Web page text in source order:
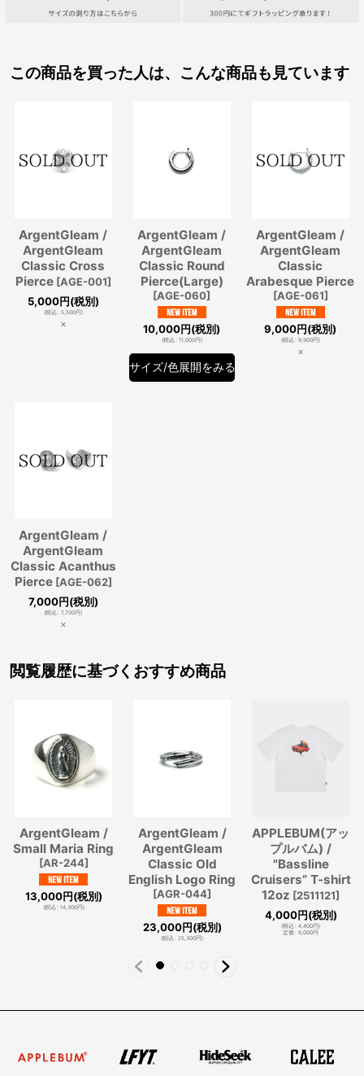
この商品を買った人は、こんな商品も見ています
ArgentGleam /
ArgentGleam
Classic Cross
Pierce [AGE-001]
5,000円(税別)
(税込: 5,500円)
×
ArgentGleam /
ArgentGleam
Classic Round
Pierce(Large)
[AGE-060]
10,000円(税別)
(税込: 11,000円)
サイズ/色展開をみる
ArgentGleam /
ArgentGleam
Classic
Arabesque Pierce
[AGE-061]
9,000円(税別)
(税込: 9,900円)
×
ArgentGleam /
ArgentGleam
Classic Acanthus
Pierce [AGE-062]
7,000円(税別)
(税込: 7,700円)
×
閲覧履歴に基づくおすすめ商品
ArgentGleam /
Small Maria Ring
[AR-244]
13,000円(税別)
(税込: 14,300円)
ArgentGleam /
ArgentGleam
Classic Old
English Logo Ring
[AGR-044]
23,000円(税別)
(税込: 25,300円)
APPLEBUM(アッ
プルバム) /
"Bassline
Cruisers” T-shirt
12oz [2511121]
4,000円(税別)
(税込: 4,400円)
定価 : 8,000円